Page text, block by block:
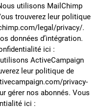
utilisons MailChimp
trouverez leur politique
legal/privacy/.
données d’intégration.
ici :
ActiveCampaign
leur politique de
privacy-
gérer nos abonnés. Vous
ici :